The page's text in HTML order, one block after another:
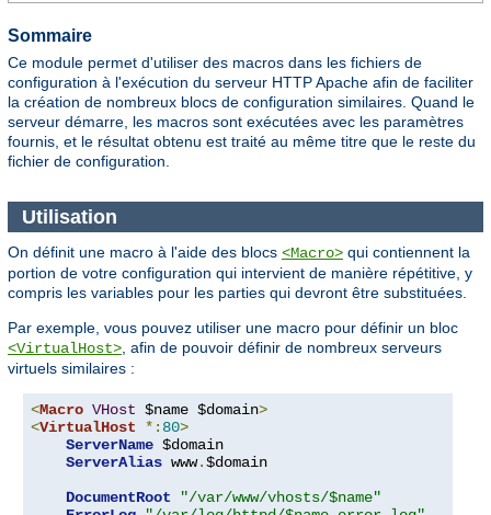
Sommaire
Ce module permet d'utiliser des macros dans les fichiers de
configuration à l'exécution du serveur HTTP Apache afin de faciliter
la création de nombreux blocs de configuration similaires. Quand le
serveur démarre, les macros sont exécutées avec les paramètres
fournis, et le résultat obtenu est traité au même titre que le reste du
fichier de configuration.
Utilisation
On définit une macro à l'aide des blocs <Macro> qui contiennent la
portion de votre configuration qui intervient de manière répétitive, y
compris les variables pour les parties qui devront être substituées.
Par exemple, vous pouvez utiliser une macro pour définir un bloc
<VirtualHost>, afin de pouvoir définir de nombreux serveurs
virtuels similaires :
<Macro VHost $name $domain>
<VirtualHost *: 80>
ServerName $domain
ServerAlias www.$domain
DocumentRoot
"/var/www/vhosts/$name"